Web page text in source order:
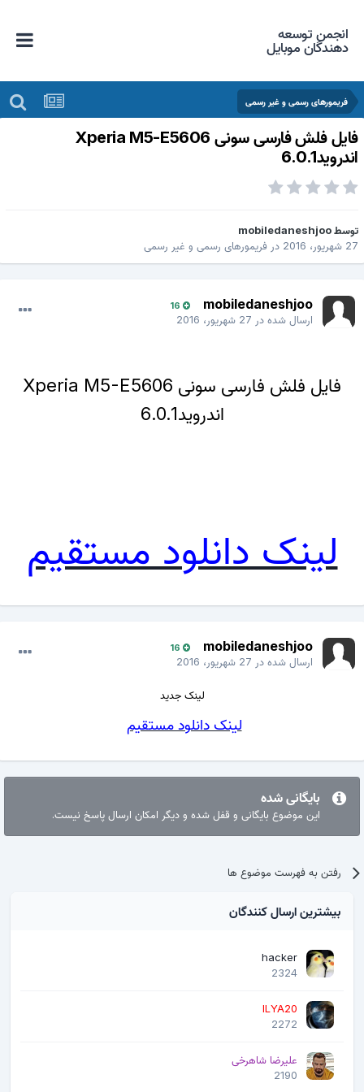
انجمن توسعه
دهندگان موبایل
فریمورهای رسمی و غیر رسمی
فایل فلش فارسی سونی Xperia M5-E5606
mobiledaneshjoo
2016
درفریمورهای رسمی و غیر رسمی
mobiledaneshjoo
16
ارسال شده در27 شهریور، 2016
فایل فلش فارسی سونی Xperia M5-E5606
اندروید6.0.1
لینک دانلود مستقیم
mobiledaneshjoo
16
ارسال شده در27 شهریور، 2016
لینک جدید
لینک دانلود مستقیم
بایگانی شده
این موضوع بایگانی و قفل شده و دیگر امکان ارسال پاسخ نیست.
رفتن به فهرست موضوع ها
بیشترین ارسال کنندگان
hacker
2324
ILYA20
2272
علیرضا شاهرخی
2190